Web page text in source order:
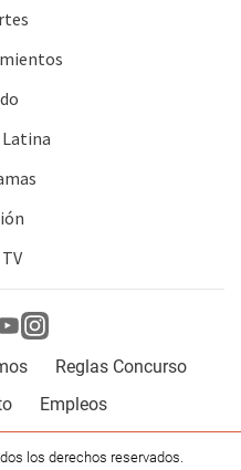
Reglas Concurso
Empleos
los derechos reservados.